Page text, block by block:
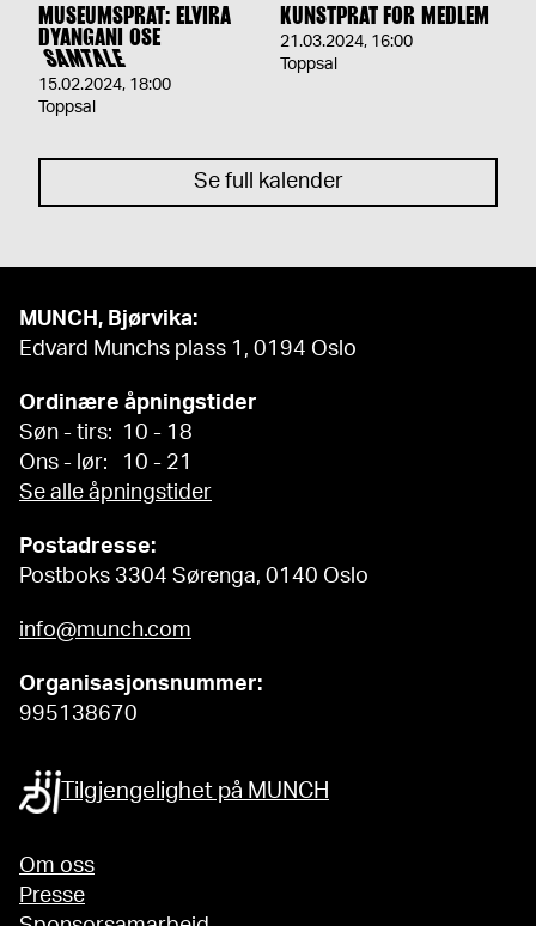
MUSEUMSPRAT: ELVIRA
DYANGANI OSE
SAMTALE
15.02.2024, 18:00
Toppsal
KUNSTPRAT FOR MEDLEM
21.03.2024, 16:00
Toppsal
Se full kalender
MUNCH, Bjørvika:
Edvard Munchs plass 1, 0194 Oslo
Ordinære åpningstider
Søn - tirs: 10 - 18
Ons - lør: 10 - 21
Se alle åpningstider
Postadresse:
Postboks 3304 Sørenga, 0140 Oslo
info@munch.com
Organisasjonsnummer:
995138670
Tilgjengelighet på MUNCH
Om oss
Presse